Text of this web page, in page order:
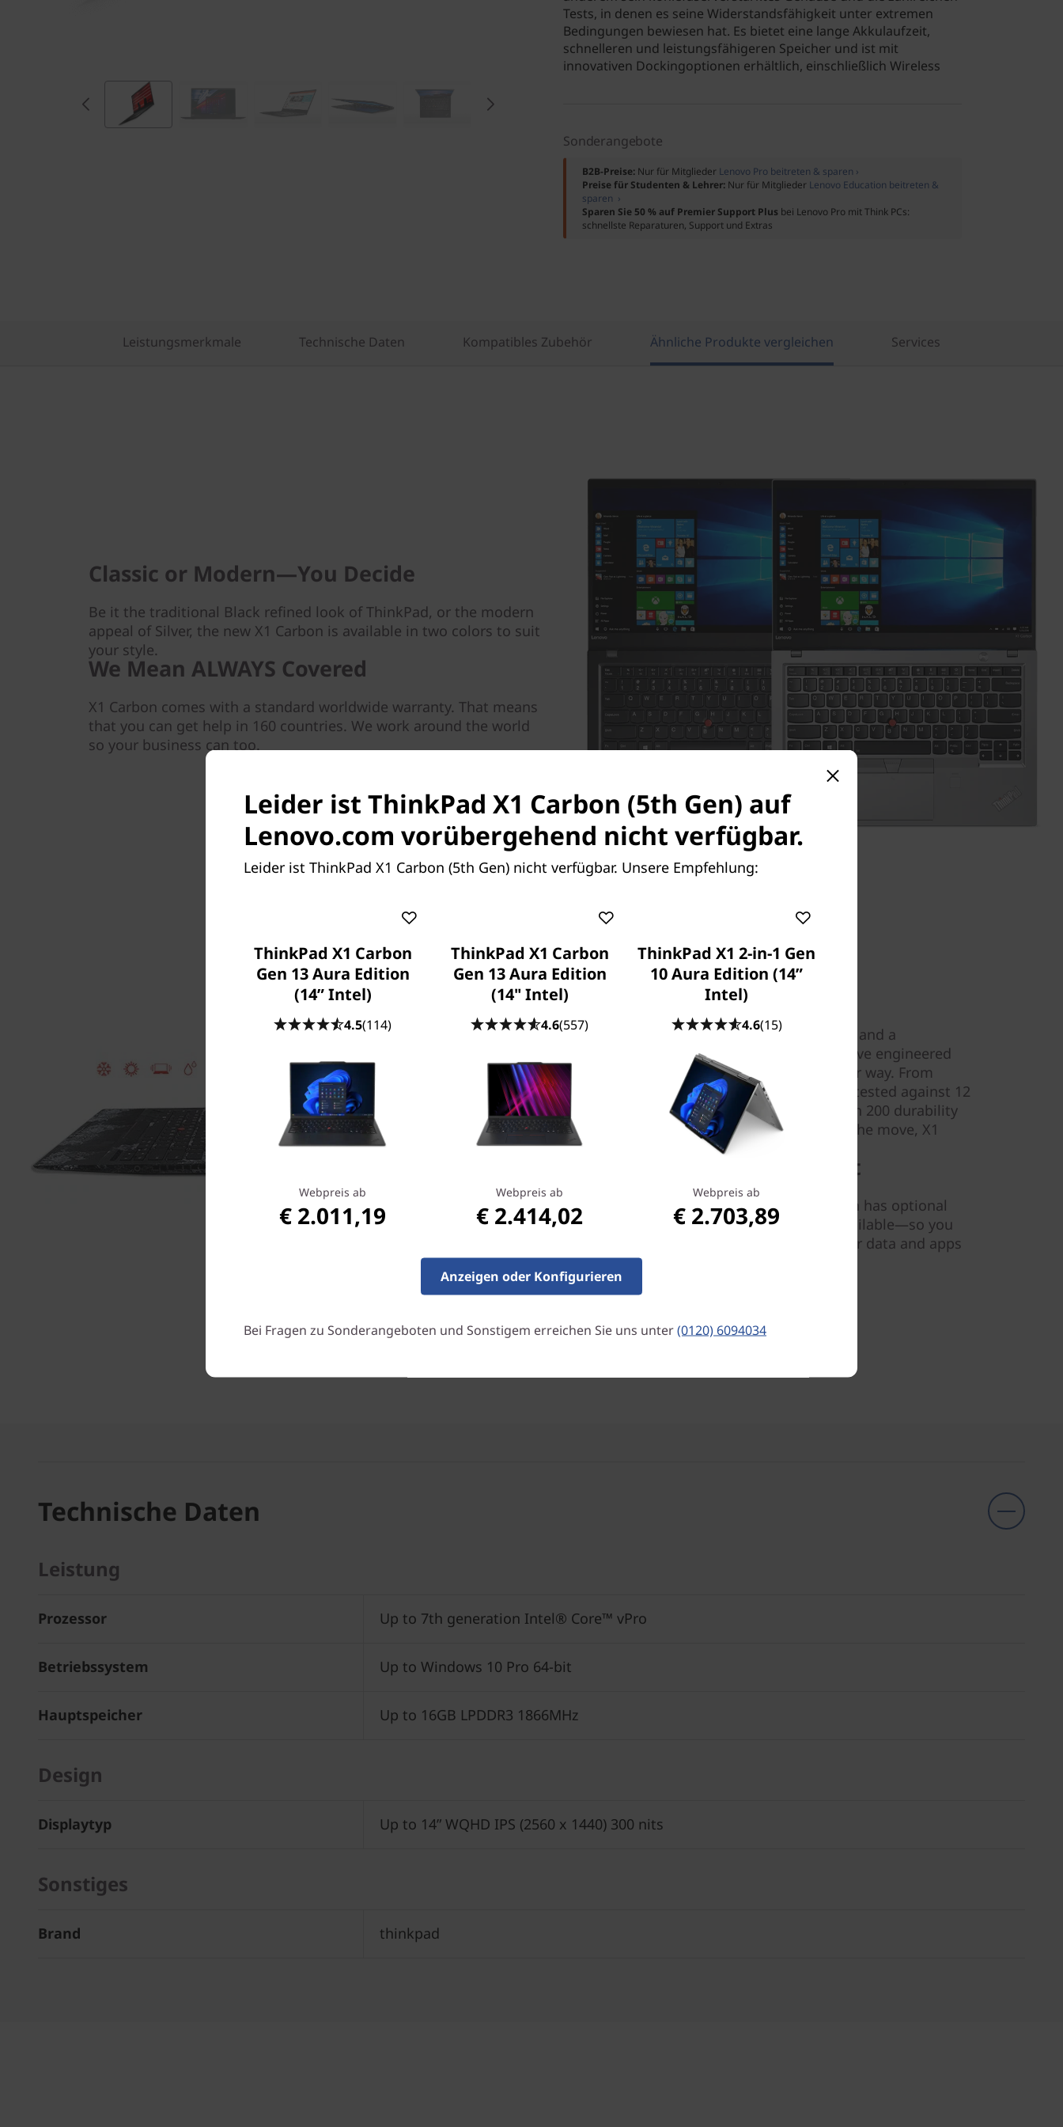
Tests, in denen es seine Widerstandsfähigkeit unter extremen
Bedingungen bewiesen hat. Es bietet eine lange Akkulaufzeit,
schnelleren und leistungsfähigeren Speicher und ist mit
innovativen Dockingoptionen erhältlich, einschließlich Wireless
Sonderangebote
B2B-Preise: Nur für Mitglieder Lenovo Pro beitreten & sparen ›
Preise für Studenten & Lehrer: Nur für Mitglieder Lenovo Education beitreten &
sparen ›
Sparen Sie 50 % auf Premier Support Plus bei Lenovo Pro mit Think PCs:
schnellste Reparaturen, Support und Extras
Leistungsmerkmale Technische Daten Kompatibles Zubehör Ähnliche Produkte vergleichen Services
Classic or Modern—You Decide
Be it the traditional Black refined look of ThinkPad, or the modern
appeal of Silver, the new X1 Carbon is available in two colors to suit
your style.
We Mean ALWAYS Covered
X1 Carbon comes with a standard worldwide warranty. That means
that you can get help in 160 countries. We work around the world
so your business can too.
We’ve Got Your Back
With four layers of carbon-fiber reinforced chassis and a
magnesium alloy roll-cage for added strength, we’ve engineered
the new X1 Carbon to handle whatever comes your way. From
spilled drinks, to drops and knocks, this laptop is tested against 12
military-grade requirements and passes more than 200 durability
tests. Whether it’s a day at the office, or a day on the move, X1
Carbon has you covered.
Up & Running Even If You’re Not
Even when WiFi is out of range, the new X1 Carbon has optional
Qualcomm® Snapdragon™ X7 LTE-A (optional) available—so you
can always have connectivity and access to all your data and apps
in the cloud.
Technische Daten
Leistung
Prozessor Up to 7th generation Intel® Core™ vPro
Betriebssystem Up to Windows 10 Pro 64-bit
Hauptspeicher Up to 16GB LPDDR3 1866MHz
Design
Displaytyp Up to 14” WQHD IPS (2560 x 1440) 300 nits
Sonstiges
Brand thinkpad
Leider ist ThinkPad X1 Carbon (5th Gen) auf
Lenovo.com vorübergehend nicht verfügbar.
Leider ist ThinkPad X1 Carbon (5th Gen) nicht verfügbar. Unsere Empfehlung:
ThinkPad X1 Carbon
Gen 13 Aura Edition
(14ʺ Intel)
4.5(114)
Webpreis ab
€ 2.011,19
ThinkPad X1 Carbon
Gen 13 Aura Edition
(14" Intel)
4.6(557)
Webpreis ab
€ 2.414,02
ThinkPad X1 2-in-1 Gen
10 Aura Edition (14ʺ
Intel)
4.6(15)
Webpreis ab
€ 2.703,89
Anzeigen oder Konfigurieren
Bei Fragen zu Sonderangeboten und Sonstigem erreichen Sie uns unter(0120) 6094034